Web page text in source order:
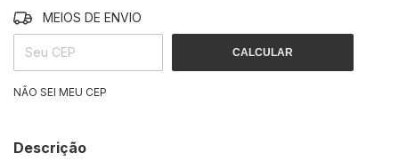
MEIOS DE ENVIO
CALCULAR
NÃO SEI MEU CEP
Descrição